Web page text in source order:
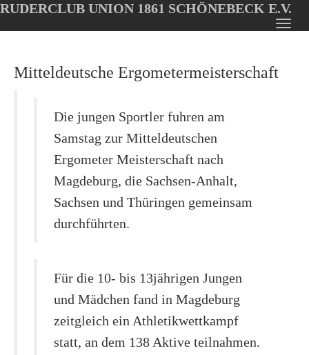
Oops, an error occurred! Code: 202608061711424c10878d
main
RUDERCLUB UNION 1861 SCHÖNEBECK E.V.
Mitteldeutsche Ergometermeisterschaft
Die jungen Sportler fuhren am
Samstag zur Mitteldeutschen
Ergometer Meisterschaft nach
Magdeburg, die Sachsen-Anhalt,
Sachsen und Thüringen gemeinsam
durchführten.
Für die 10- bis 13jährigen Jungen
und Mädchen fand in Magdeburg
zeitgleich ein Athletikwettkampf
statt, an dem 138 Aktive teilnahmen.